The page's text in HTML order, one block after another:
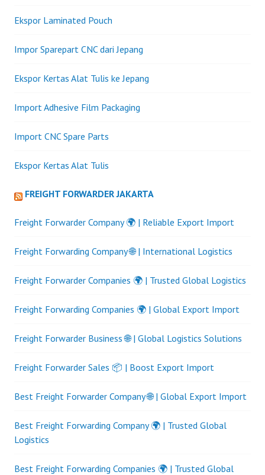
Ekspor Laminated Pouch
Impor Sparepart CNC dari Jepang
Ekspor Kertas Alat Tulis ke Jepang
Import Adhesive Film Packaging
Import CNC Spare Parts
Ekspor Kertas Alat Tulis
FREIGHT FORWARDER JAKARTA
Freight Forwarder Company 🌍 | Reliable Export Import
Freight Forwarding Company 🌐 | International Logistics
Freight Forwarder Companies 🌍 | Trusted Global Logistics
Freight Forwarding Companies 🌍 | Global Export Import
Freight Forwarder Business 🌐 | Global Logistics Solutions
Freight Forwarder Sales 📦 | Boost Export Import
Best Freight Forwarder Company 🌐 | Global Export Import
Best Freight Forwarding Company 🌍 | Trusted Global
Logistics
Best Freight Forwarding Companies 🌍 | Trusted Global